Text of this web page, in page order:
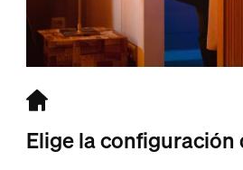
Elige la configuración